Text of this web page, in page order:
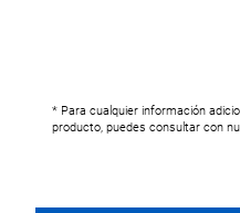
* Para cualquier información
producto, puedes consultar con